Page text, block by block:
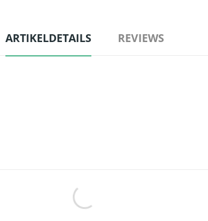
ARTIKELDETAILS REVIEWS